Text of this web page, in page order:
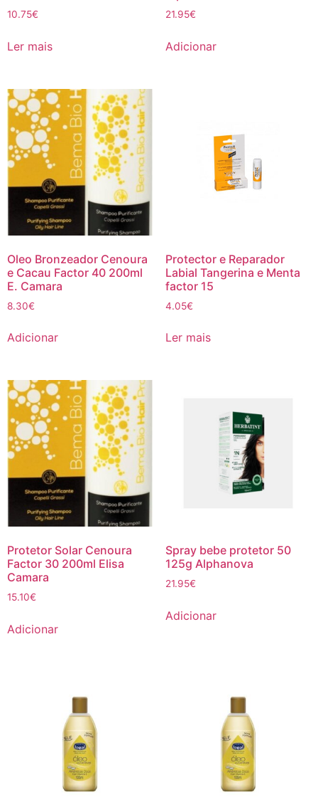
10.75€
Ler mais
21.95€
Adicionar
Oleo Bronzeador Cenoura
e Cacau Factor 40 200ml
E. Camara
8.30€
Adicionar
Protector e Reparador
Labial Tangerina e Menta
factor 15
4.05€
Ler mais
Protetor Solar Cenoura
Factor 30 200ml Elisa
Camara
15.10€
Adicionar
Spray bebe protetor 50
125g Alphanova
21.95€
Adicionar